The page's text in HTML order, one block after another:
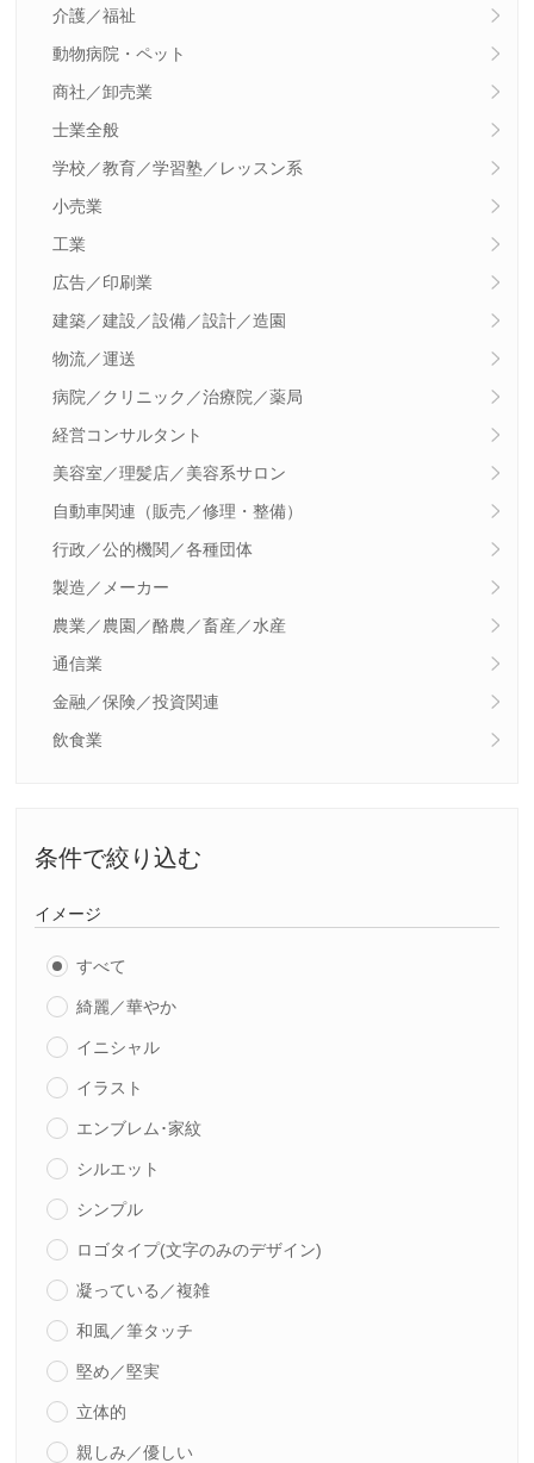
介護／福祉
動物病院・ペット
商社／卸売業
士業全般
学校／教育／学習塾／レッスン系
小売業
工業
広告／印刷業
建築／建設／設備／設計／造園
物流／運送
病院／クリニック／治療院／薬局
経営コンサルタント
美容室／理髪店／美容系サロン
自動車関連（販売／修理・整備）
行政／公的機関／各種団体
製造／メーカー
農業／農園／酪農／畜産／水産
通信業
金融／保険／投資関連
飲食業
条件で絞り込む
イメージ
すべて
綺麗／華やか
イニシャル
イラスト
エンブレム･家紋
シルエット
シンプル
ロゴタイプ(文字のみのデザイン)
凝っている／複雑
和風／筆タッチ
堅め／堅実
立体的
親しみ／優しい